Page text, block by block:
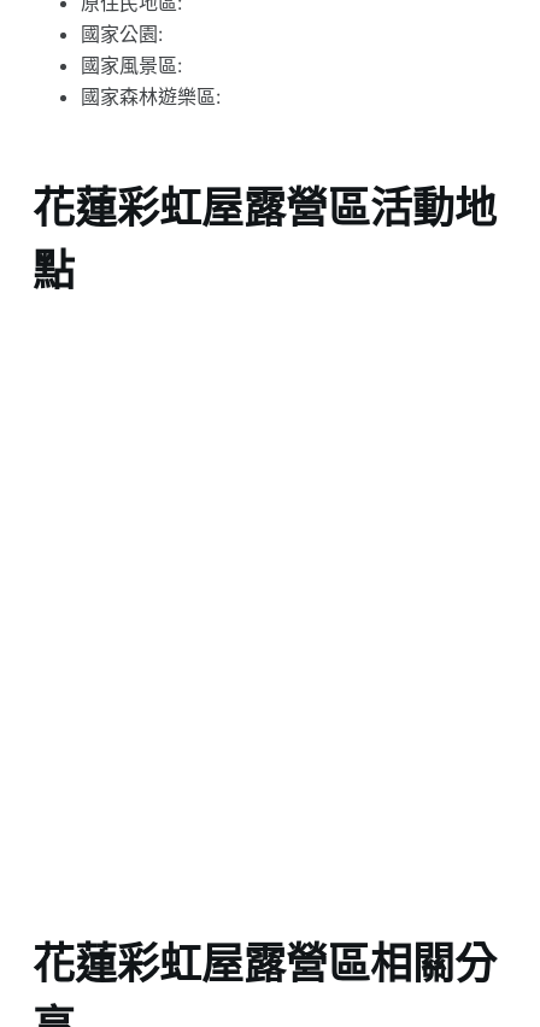
國家公園:
國家風景區:
國家森林遊樂區:
花蓮彩虹屋露營區活動地
點
花蓮彩虹屋露營區相關分